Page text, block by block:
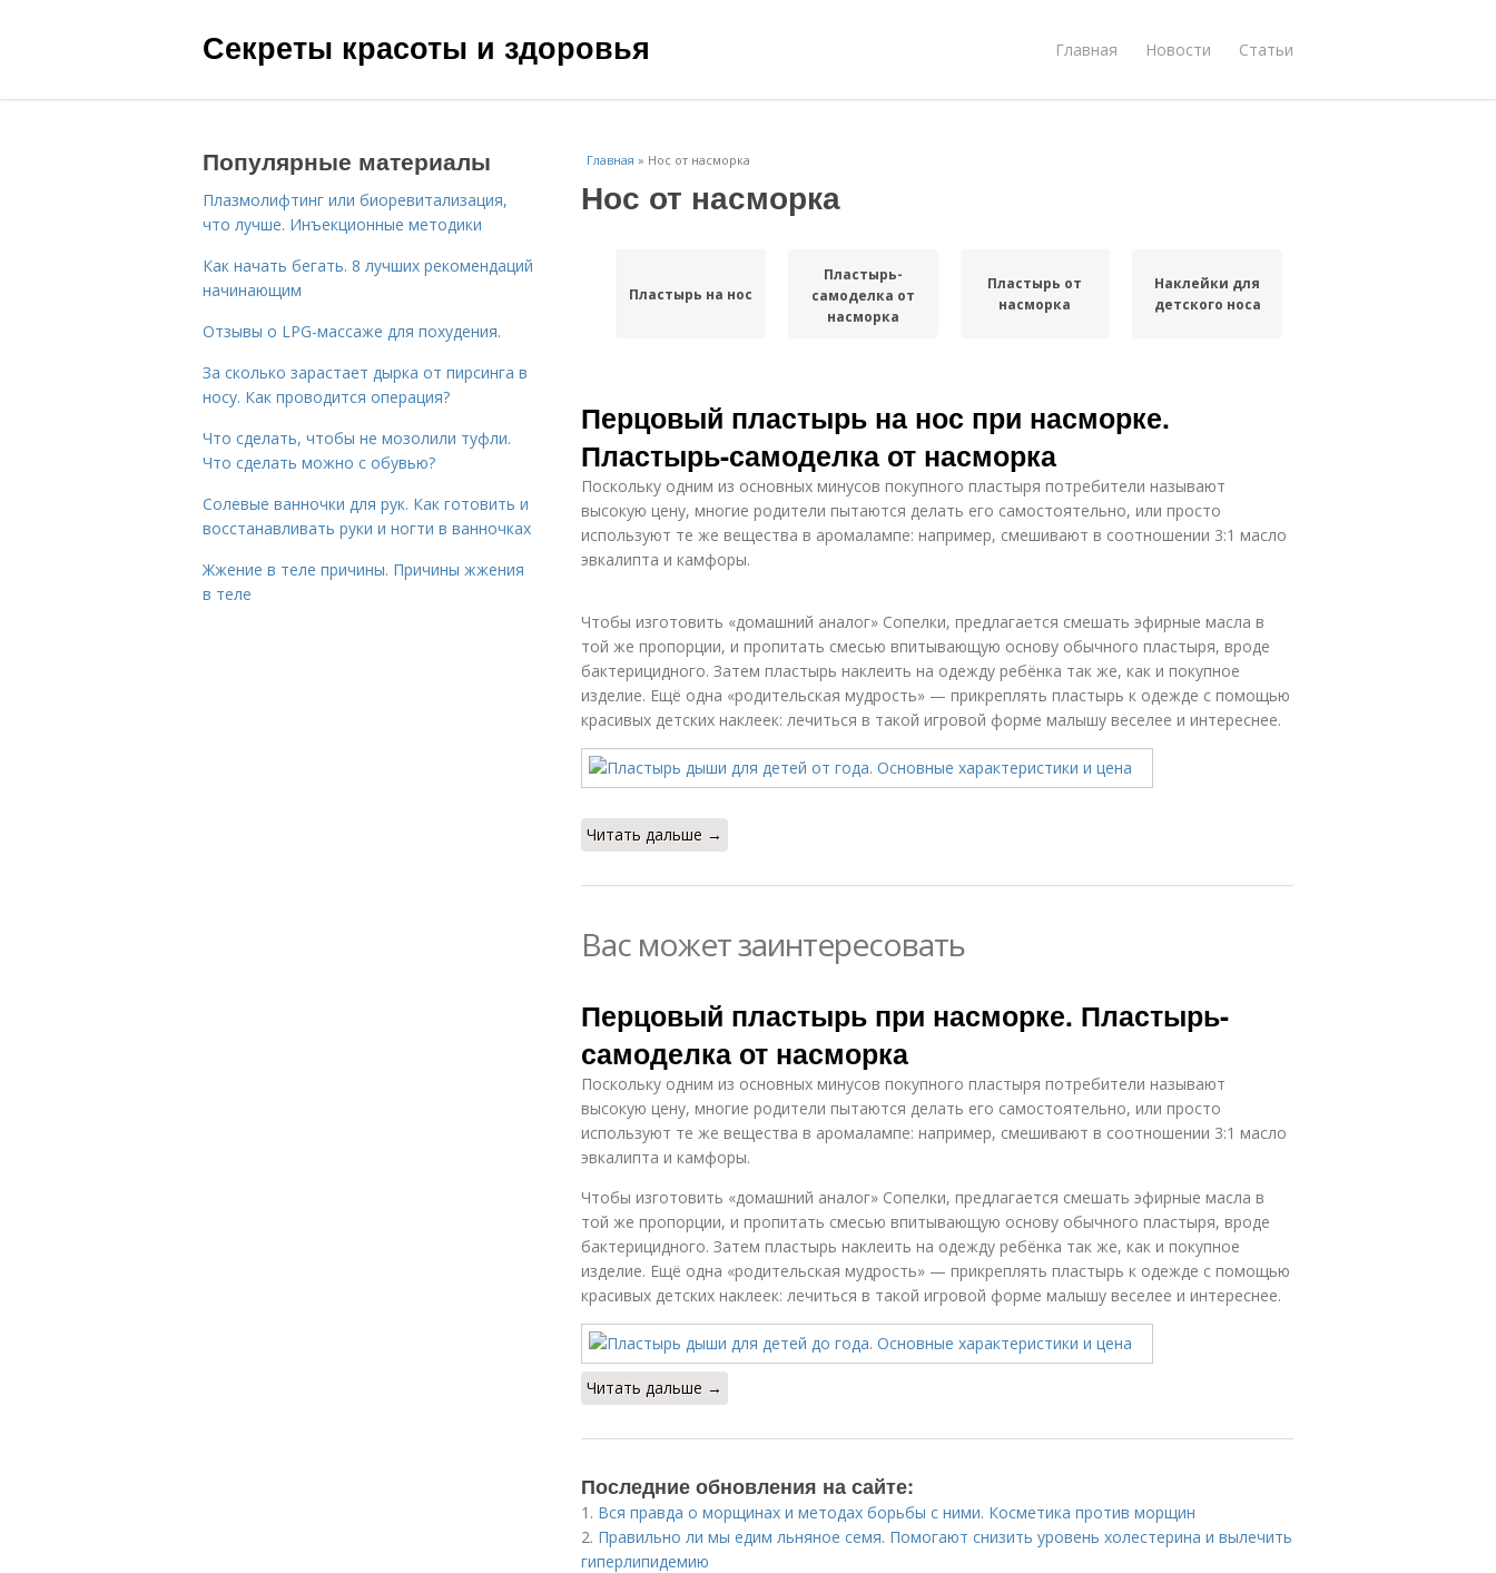
Секреты красоты и здоровья Главная Новости Статьи
Главная » Нос от насморка
Нос от насморка
Пластырь на нос
Пластырь-
самоделка от
насморка
Пластырь от
насморка
Наклейки для
детского носа
Перцовый пластырь на нос при насморке.
Пластырь-самоделка от насморка
Поскольку одним из основных минусов покупного пластыря потребители называют
высокую цену, многие родители пытаются делать его самостоятельно, или просто
используют те же вещества в аромалампе: например, смешивают в соотношении 3:1 масло
эвкалипта и камфоры.
Чтобы изготовить «домашний аналог» Сопелки, предлагается смешать эфирные масла в
той же пропорции, и пропитать смесью впитывающую основу обычного пластыря, вроде
бактерицидного. Затем пластырь наклеить на одежду ребёнка так же, как и покупное
изделие. Ещё одна «родительская мудрость» — прикреплять пластырь к одежде с помощью
красивых детских наклеек: лечиться в такой игровой форме малышу веселее и интереснее.
Читать дальше →
Вас может заинтересовать
Перцовый пластырь при насморке. Пластырь-
самоделка от насморка
Поскольку одним из основных минусов покупного пластыря потребители называют
высокую цену, многие родители пытаются делать его самостоятельно, или просто
используют те же вещества в аромалампе: например, смешивают в соотношении 3:1 масло
эвкалипта и камфоры.
Чтобы изготовить «домашний аналог» Сопелки, предлагается смешать эфирные масла в
той же пропорции, и пропитать смесью впитывающую основу обычного пластыря, вроде
бактерицидного. Затем пластырь наклеить на одежду ребёнка так же, как и покупное
изделие. Ещё одна «родительская мудрость» — прикреплять пластырь к одежде с помощью
красивых детских наклеек: лечиться в такой игровой форме малышу веселее и интереснее.
Читать дальше →
Последние обновления на сайте:
1. Вся правда о морщинах и методах борьбы с ними. Косметика против морщин
2. Правильно ли мы едим льняное семя. Помогают снизить уровень холестерина и вылечить
гиперлипидемию
Популярные материалы
Плазмолифтинг или биоревитализация,
что лучше. Инъекционные методики
Как начать бегать. 8 лучших рекомендаций
начинающим
Отзывы о LPG-массаже для похудения.
За сколько зарастает дырка от пирсинга в
носу. Как проводится операция?
Что сделать, чтобы не мозолили туфли.
Что сделать можно с обувью?
Солевые ванночки для рук. Как готовить и
восстанавливать руки и ногти в ванночках
Жжение в теле причины. Причины жжения
в теле